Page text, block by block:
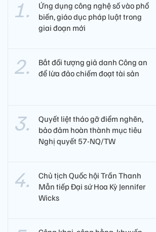
Ứng dụng công nghệ số vào phổ
biến, giáo dục pháp luật trong
giai đoạn mới
Bắt đối tượng giả danh Công an
để lừa đảo chiếm đoạt tài sản
Quyết liệt tháo gỡ điểm nghẽn,
bảo đảm hoàn thành mục tiêu
Nghị quyết 57-NQ/TW
Chủ tịch Quốc hội Trần Thanh
Mẫn tiếp Đại sứ Hoa Kỳ Jennifer
Wicks